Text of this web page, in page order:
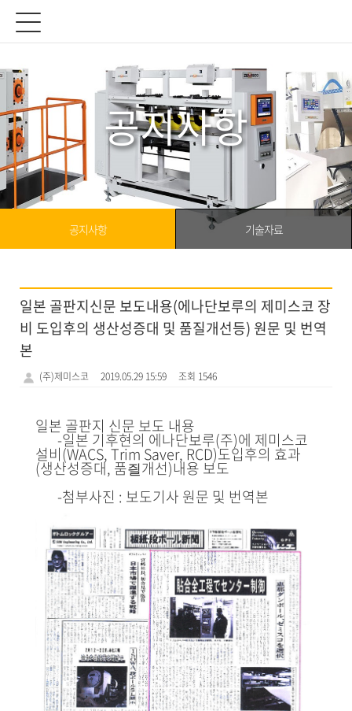
공지사항
공지사항 기술자료
일본 골판지신문 보도내용(에나단보루의 제미스코 장
비 도입후의 생산성증대 및 품질개선등) 원문 및 번역
본
(주)제미스코 2019.05.29 15:59 조회 1546
일본 골판지 신문 보도 내용
-일본 기후현의 에나단보루(주)에 제미스코
설비(WACS, Trim Saver, RCD)도입후의 효과
(생산성증대, 품즬개선)내용 보도
-첨부사진 : 보도기사 원문 및 번역본